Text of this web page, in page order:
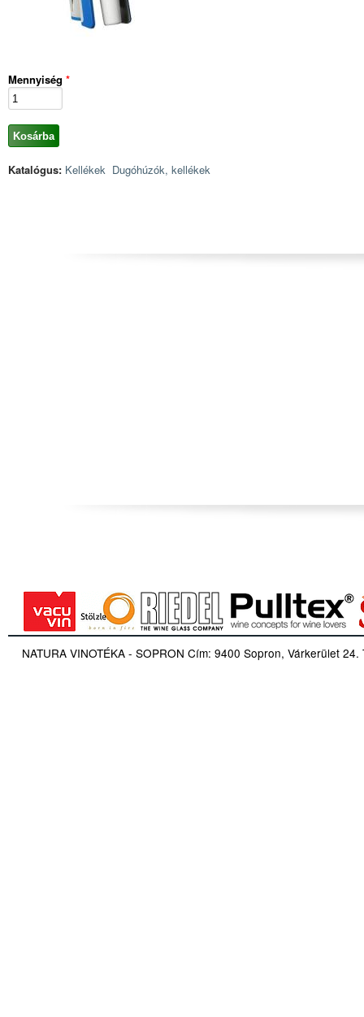
Mennyiség *
Katalógus: Kellékek Dugóhúzók, kellékek
NATURA VINOTÉKA - SOPRON Cím: 9400 Sopron, Várkerület